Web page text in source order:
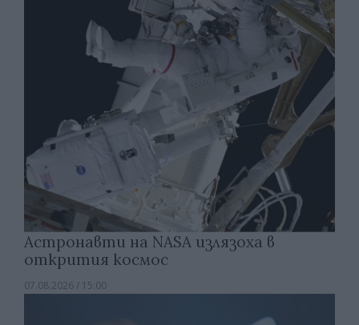
Астронавти на NASA излязоха в
открития космос
07.08.2026 / 15:00